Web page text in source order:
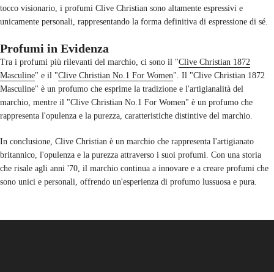
tocco visionario, i profumi Clive Christian sono altamente espressivi e
unicamente personali, rappresentando la forma definitiva di espressione di sé.
Profumi in Evidenza
Tra i profumi più rilevanti del marchio, ci sono il "Clive Christian 1872
Masculine" e il "Clive Christian No.1 For Women". Il "Clive Christian 1872
Masculine" è un profumo che esprime la tradizione e l'artigianalità del
marchio, mentre il "Clive Christian No.1 For Women" è un profumo che
rappresenta l'opulenza e la purezza, caratteristiche distintive del marchio.
In conclusione, Clive Christian è un marchio che rappresenta l'artigianato
britannico, l'opulenza e la purezza attraverso i suoi profumi. Con una storia
che risale agli anni '70, il marchio continua a innovare e a creare profumi che
sono unici e personali, offrendo un'esperienza di profumo lussuosa e pura.